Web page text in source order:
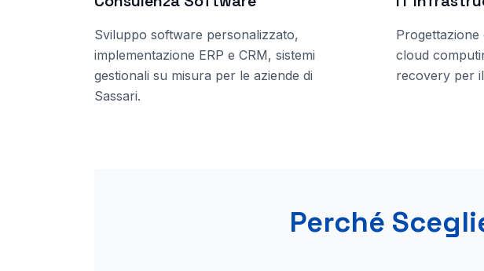
Sviluppo software personalizzato,
implementazione ERP e CRM, sistemi
gestionali su misura per le aziende di
Sassari.
cloud
recovery per
Perché